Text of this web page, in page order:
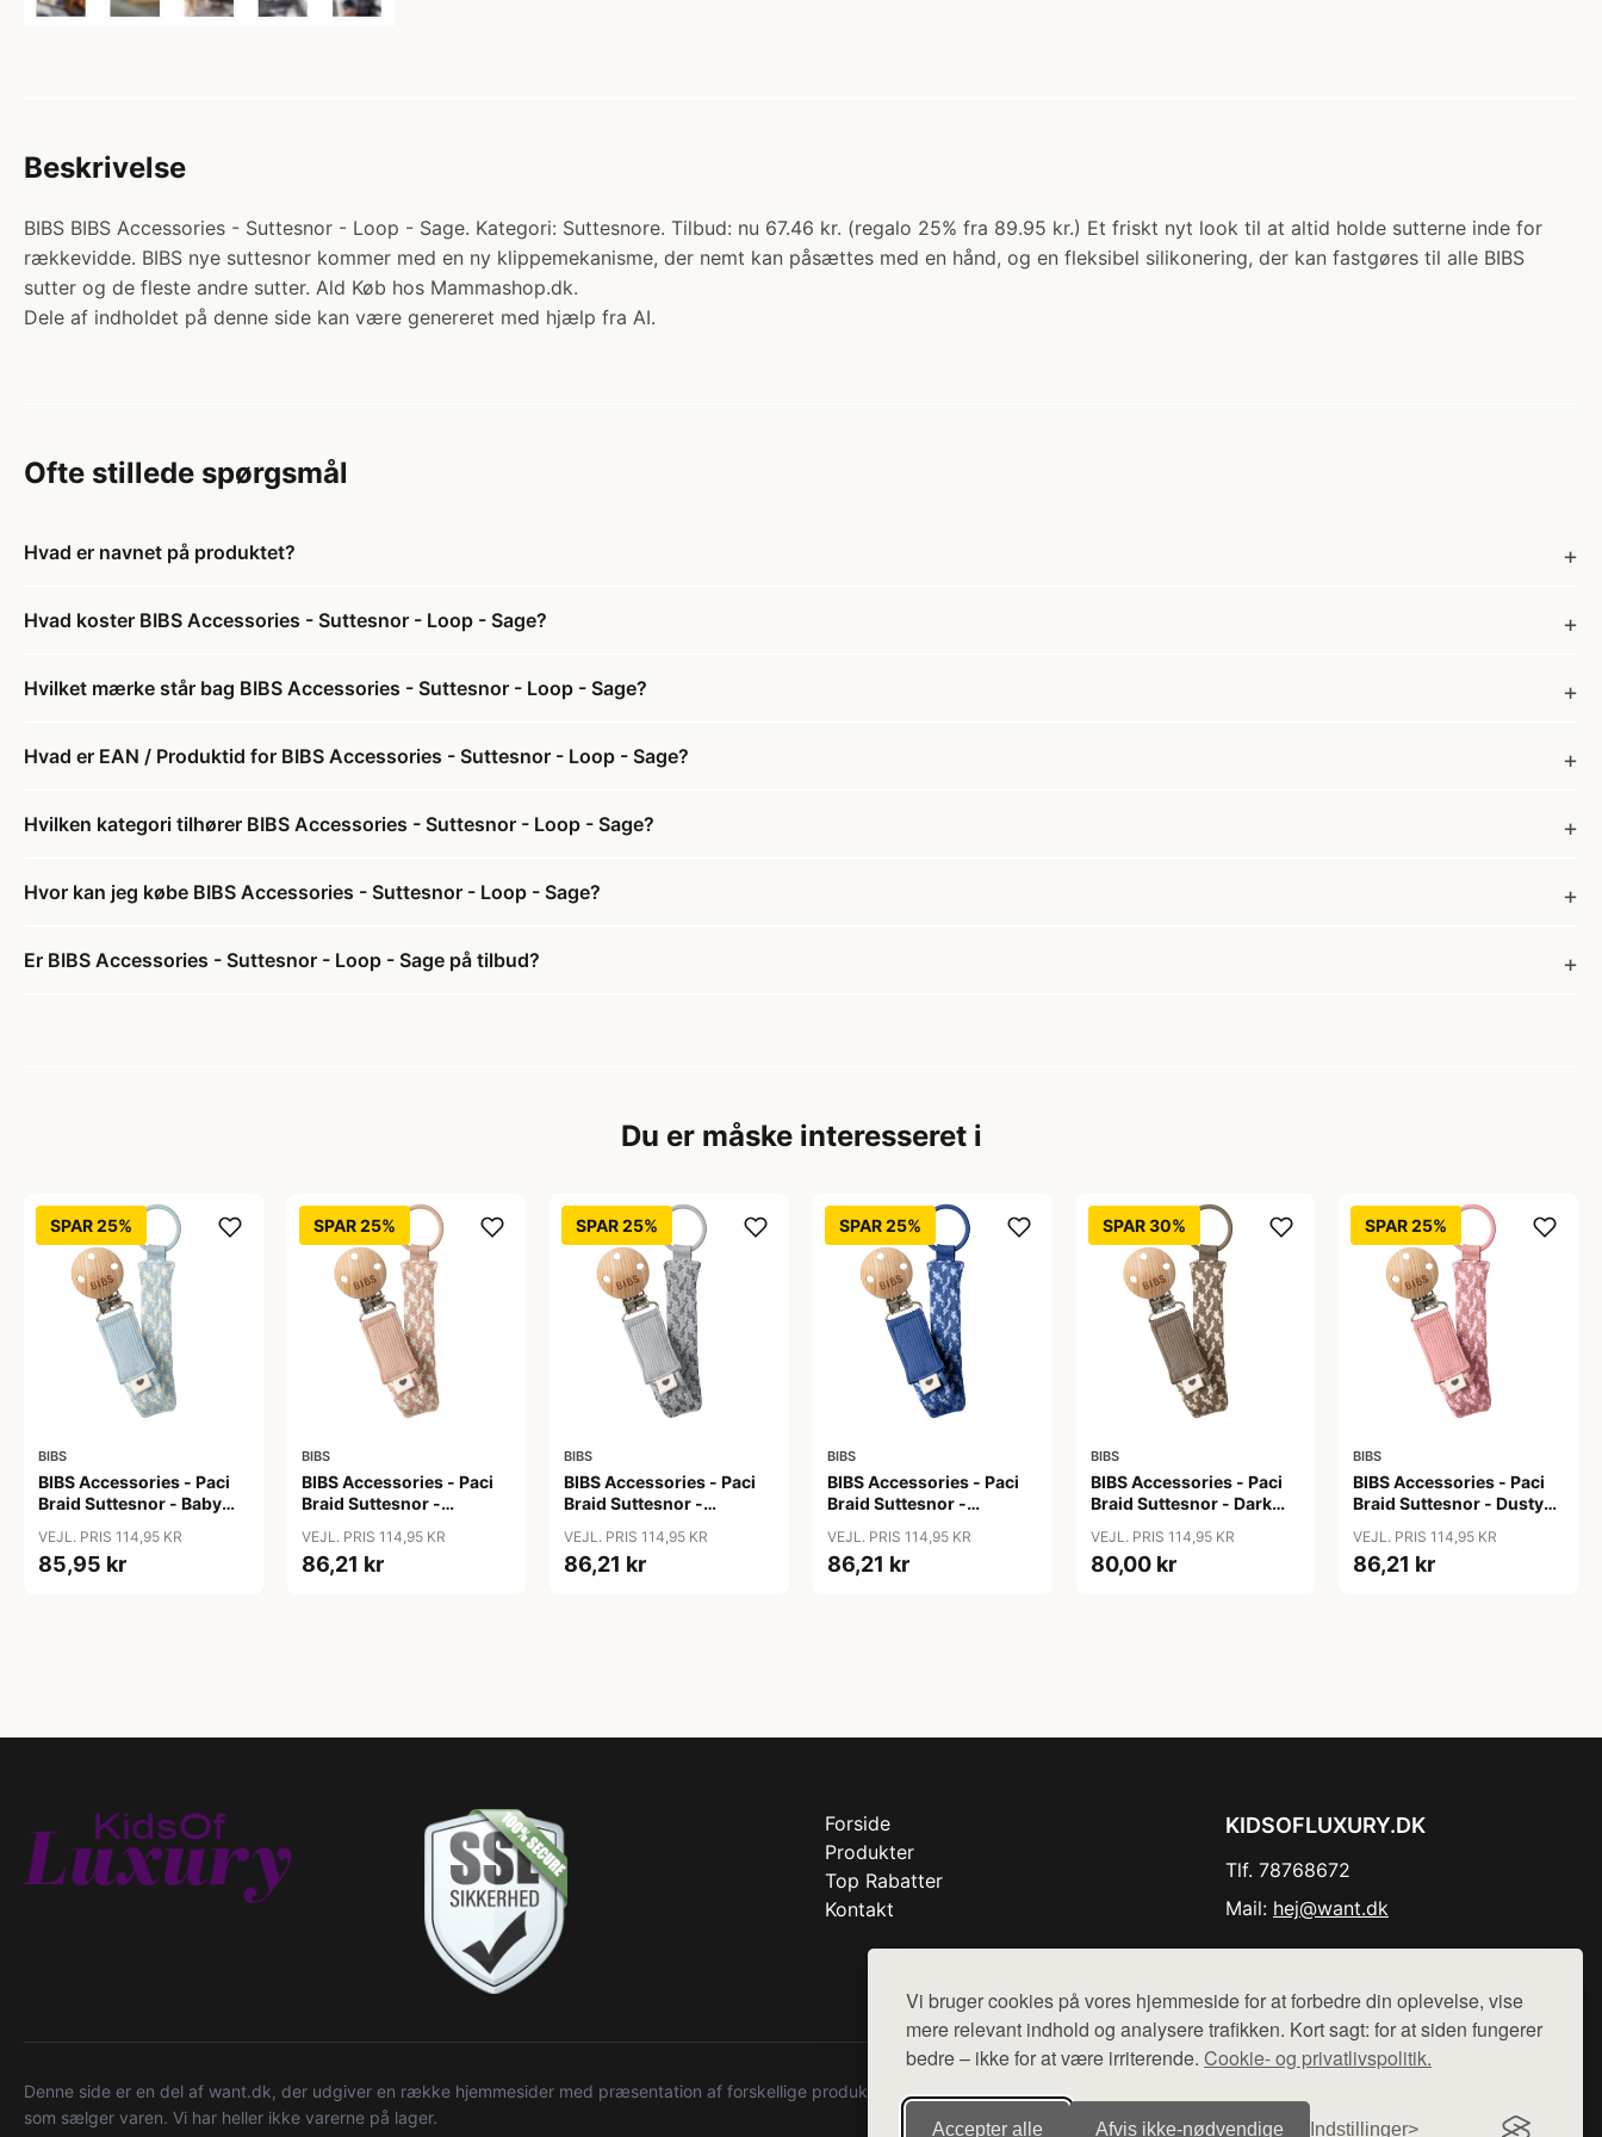
Vi bruger cookies på vores hjemmeside for at forbedre din oplevelse, vise
mere relevant indhold og analysere trafikken. Kort sagt: for at siden fungerer
bedre – ikke for at være irriterende. Cookie- og privatlivspolitik.
Accepter alle Afvis ikke‑nødvendige Indstillinger
Beskrivelse
BIBS BIBS Accessories - Suttesnor - Loop - Sage. Kategori: Suttesnore. Tilbud: nu 67.46 kr. (regalo 25% fra 89.95 kr.) Et friskt nyt look til at altid holde sutterne inde for
rækkevidde. BIBS nye suttesnor kommer med en ny klippemekanisme, der nemt kan påsættes med en hånd, og en fleksibel silikonering, der kan fastgøres til alle BIBS
sutter og de fleste andre sutter. Ald Køb hos Mammashop.dk.
Dele af indholdet på denne side kan være genereret med hjælp fra AI.
Ofte stillede spørgsmål
Hvad er navnet på produktet?
Hvad koster BIBS Accessories - Suttesnor - Loop - Sage?
Hvilket mærke står bag BIBS Accessories - Suttesnor - Loop - Sage?
Hvad er EAN / Produktid for BIBS Accessories - Suttesnor - Loop - Sage?
Hvilken kategori tilhører BIBS Accessories - Suttesnor - Loop - Sage?
Hvor kan jeg købe BIBS Accessories - Suttesnor - Loop - Sage?
Er BIBS Accessories - Suttesnor - Loop - Sage på tilbud?
Du er måske interesseret i
SPAR 25%
BIBS
BIBS Accessories - Paci
Braid Suttesnor - Baby
VEJL. PRIS 114,95 KR
85,95 kr
SPAR 25%
BIBS
BIBS Accessories - Paci
Braid Suttesnor -
VEJL. PRIS 114,95 KR
86,21 kr
SPAR 25%
BIBS
BIBS Accessories - Paci
Braid Suttesnor -
VEJL. PRIS 114,95 KR
86,21 kr
SPAR 25%
BIBS
BIBS Accessories - Paci
Braid Suttesnor -
VEJL. PRIS 114,95 KR
86,21 kr
SPAR 30%
BIBS
BIBS Accessories - Paci
Braid Suttesnor - Dark
VEJL. PRIS 114,95 KR
80,00 kr
SPAR 25%
BIBS
BIBS Accessories - Paci
Braid Suttesnor - Dusty
VEJL. PRIS 114,95 KR
86,21 kr
Forside
Produkter
Top Rabatter
Kontakt
KIDSOFLUXURY.DK
Tlf. 78768672
Mail: hej@want.dk
Denne side er en del af want.dk, der udgiver en række hjemmesider med præsentation af forskellige produkter fra diverse webshops. Der sælges ikke varer fra denne side - vi henviser til de shops,
som sælger varen. Vi har heller ikke varerne på lager.